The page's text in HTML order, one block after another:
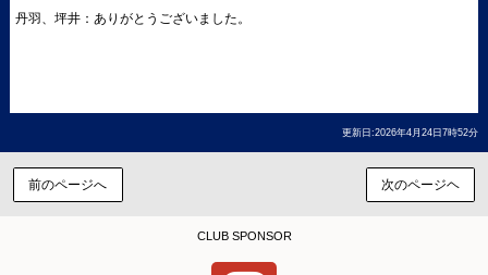
丹羽、坪井：ありがとうございました。
更新日:2026年4月24日7時52分
前のページへ 次のページヘ
CLUB SPONSOR